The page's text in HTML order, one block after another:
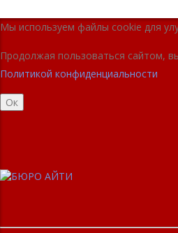
Мы используем файлы cookie для
Продолжая пользоваться сайтом,
Политикой конфиденциальности
Ок